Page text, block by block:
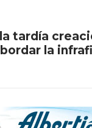
tardía
la